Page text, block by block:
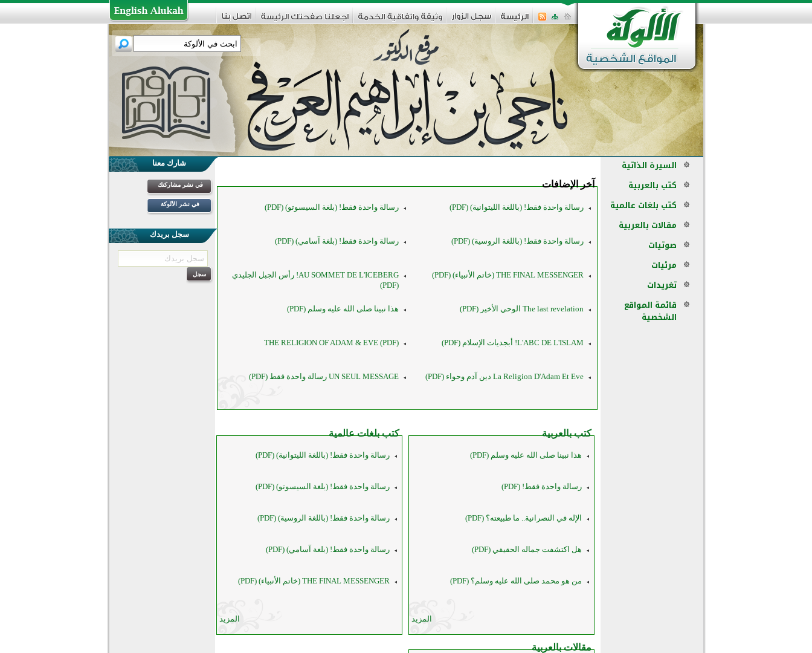
آخر الإضافات
رسالة واحدة فقط! (باللغة الليتوانية) (PDF) رسالة واحدة فقط! (بلغة السيسوتو) (PDF)
رسالة واحدة فقط! (باللغة الروسية) (PDF) رسالة واحدة فقط! (بلغة آسامي) (PDF)
THE FINAL MESSENGER (خاتم الأنبياء) (PDF)
AU SOMMET DE L'ICEBERG! رأس الجبل الجليدي
(PDF)
The last revelation الوحي الأخير (PDF) هذا نبينا صلى الله عليه وسلم (PDF)
L'ABC DE L'ISLAM! أبجديات الإسلام (PDF) THE RELIGION OF ADAM & EVE (PDF)
La Religion D'Adam Et Eve دين آدم وحواء (PDF) UN SEUL MESSAGE رسالة واحدة فقط (PDF)
كتب بالعربية
هذا نبينا صلى الله عليه وسلم (PDF)
رسالة واحدة فقط! (PDF)
الإله في النصرانية.. ما طبيعته؟ (PDF)
هل اكتشفت جماله الحقيقي (PDF)
من هو محمد صلى الله عليه وسلم؟ (PDF)
المزيد
كتب بلغات عالمية
رسالة واحدة فقط! (باللغة الليتوانية) (PDF)
رسالة واحدة فقط! (بلغة السيسوتو) (PDF)
رسالة واحدة فقط! (باللغة الروسية) (PDF)
رسالة واحدة فقط! (بلغة آسامي) (PDF)
THE FINAL MESSENGER (خاتم الأنبياء) (PDF)
المزيد
مقالات بالعربية
شارك معنا
في نشر مشاركتك
في نشر الألوكة
سجل بريدك
السيرة الذاتية
كتب بالعربية
كتب بلغات عالمية
مقالات بالعربية
صوتيات
مرئيات
تغريدات
قائمة المواقع
الشخصية